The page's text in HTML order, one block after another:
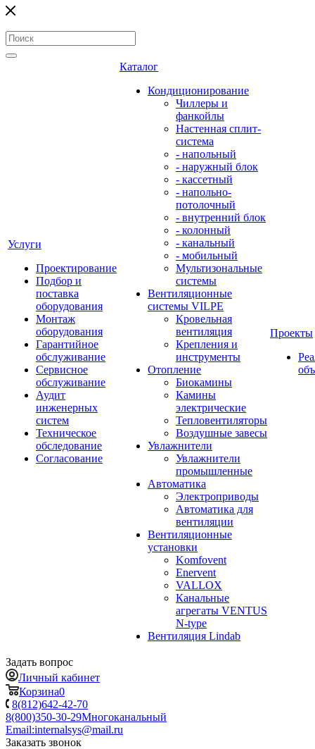
Услуги
Проектирование
Подбор и
поставка
оборудования
Монтаж
оборудования
Гарантийное
обслуживание
Сервисное
обслуживание
Аудит
инженерных
систем
Техническое
обследование
Согласование
Каталог
Кондиционирование
Чиллеры и
фанкойлы
Настенная сплит-
система
- напольный
- наружный блок
- кассетный
- напольно-
потолочный
- внутренний блок
- колонный
- канальный
- мобильный
Мультизональные
системы
Вентиляционные
системы VILPE
Кровельная
вентиляция
Крепления и
инструменты
Отопление
Биокамины
Камины
электрические
Тепловентиляторы
Воздушные завесы
Увлажнители
Увлажнители
промышленные
Автоматика
Электроприводы
Автоматика для
вентиляции
Вентиляционные
установки
Komfovent
Enervent
VALLOX
Канальные
агрегаты VENTUS
N-type
Вентиляция Lindab
Проекты
Задать вопрос
Личный кабинет
Корзина0
8(812)642-42-70
8(800)350-30-29Многоканальный
Email:internalsys@mail.ru
Заказать звонок